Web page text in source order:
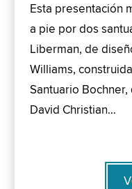
Esta presentación
a pie por dos
Liberman, de
Williams,
Santuario
David Christian…